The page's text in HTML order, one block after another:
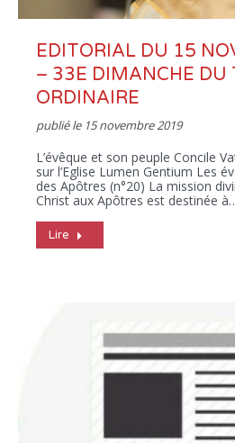
EDITORIAL DU 15
– 33E DIMANCHE DU
ORDINAIRE
publié le 15 novembre 2019
L’évêque et son peuple Concile
sur l’Eglise Lumen Gentium Les
des Apôtres (n°20) La mission
Christ aux Apôtres est destinée
Lire